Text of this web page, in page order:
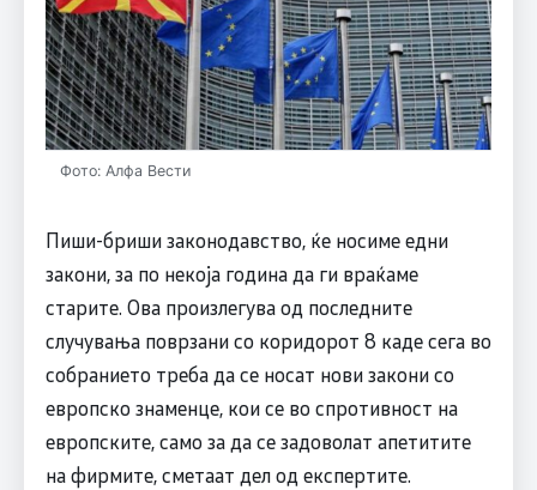
Фото: Алфа Вести
Пиши-бриши законодавство, ќе носиме едни
закони, за по некоја година да ги враќаме
старите. Ова произлегува од последните
случувања поврзани со коридорот 8 каде сега во
собранието треба да се носат нови закони со
европско знаменце, кои се во спротивност на
европските, само за да се задоволат апетитите
на фирмите, сметаат дел од експертите.